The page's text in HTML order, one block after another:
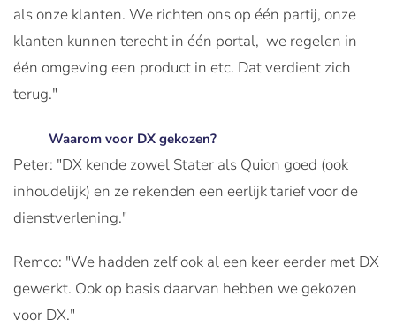
als onze klanten. We richten ons op één partij, onze
klanten kunnen terecht in één portal, we regelen in
één omgeving een product in etc. Dat verdient zich
terug."
Waarom voor DX gekozen?
Peter: "DX kende zowel Stater als Quion goed (ook
inhoudelijk) en ze rekenden een eerlijk tarief voor de
dienstverlening."
Remco: "We hadden zelf ook al een keer eerder met DX
gewerkt. Ook op basis daarvan hebben we gekozen
voor DX."